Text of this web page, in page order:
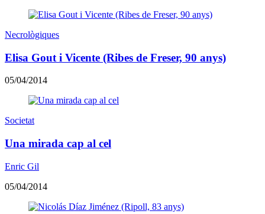
Necrològiques
Elisa Gout i Vicente (Ribes de Freser, 90 anys)
05/04/2014
Societat
Una mirada cap al cel
Enric Gil
05/04/2014